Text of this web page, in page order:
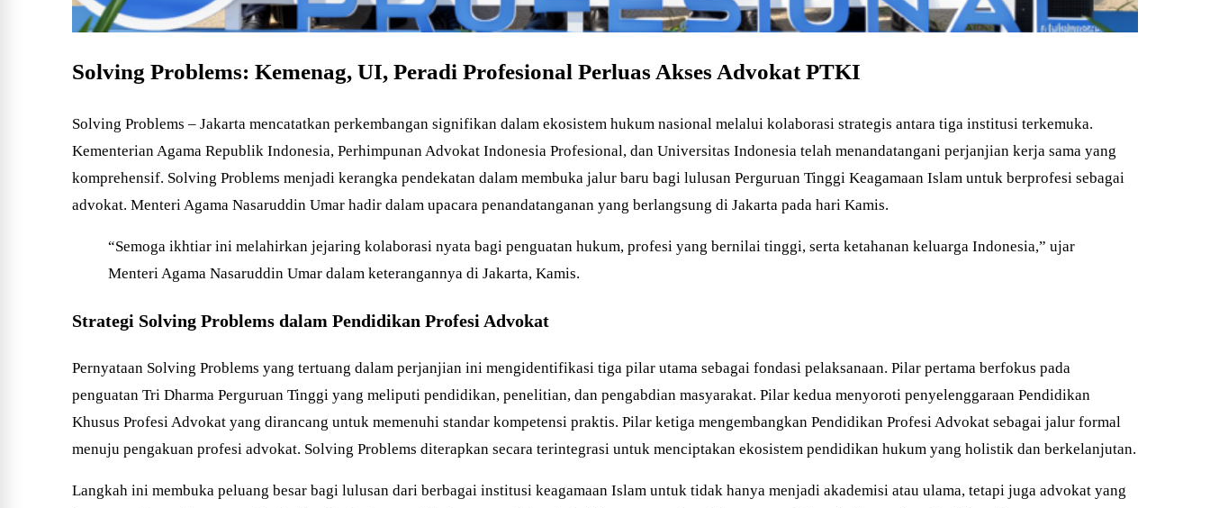
Solving Problems: Kemenag, UI, Peradi Profesional Perluas Akses Advokat PTKI
Solving Problems – Jakarta mencatatkan perkembangan signifikan dalam ekosistem hukum nasional melalui kolaborasi strategis antara tiga institusi terkemuka.
Kementerian Agama Republik Indonesia, Perhimpunan Advokat Indonesia Profesional, dan Universitas Indonesia telah menandatangani perjanjian kerja sama yang
komprehensif. Solving Problems menjadi kerangka pendekatan dalam membuka jalur baru bagi lulusan Perguruan Tinggi Keagamaan Islam untuk berprofesi sebagai
advokat. Menteri Agama Nasaruddin Umar hadir dalam upacara penandatanganan yang berlangsung di Jakarta pada hari Kamis.
“Semoga ikhtiar ini melahirkan jejaring kolaborasi nyata bagi penguatan hukum, profesi yang bernilai tinggi, serta ketahanan keluarga Indonesia,” ujar
Menteri Agama Nasaruddin Umar dalam keterangannya di Jakarta, Kamis.
Strategi Solving Problems dalam Pendidikan Profesi Advokat
Pernyataan Solving Problems yang tertuang dalam perjanjian ini mengidentifikasi tiga pilar utama sebagai fondasi pelaksanaan. Pilar pertama berfokus pada
penguatan Tri Dharma Perguruan Tinggi yang meliputi pendidikan, penelitian, dan pengabdian masyarakat. Pilar kedua menyoroti penyelenggaraan Pendidikan
Khusus Profesi Advokat yang dirancang untuk memenuhi standar kompetensi praktis. Pilar ketiga mengembangkan Pendidikan Profesi Advokat sebagai jalur formal
menuju pengakuan profesi advokat. Solving Problems diterapkan secara terintegrasi untuk menciptakan ekosistem pendidikan hukum yang holistik dan berkelanjutan.
Langkah ini membuka peluang besar bagi lulusan dari berbagai institusi keagamaan Islam untuk tidak hanya menjadi akademisi atau ulama, tetapi juga advokat yang